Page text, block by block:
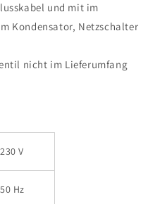
und mit im
Kondensator, Netzschalter
nicht im Lieferumfang
230 V
50 Hz